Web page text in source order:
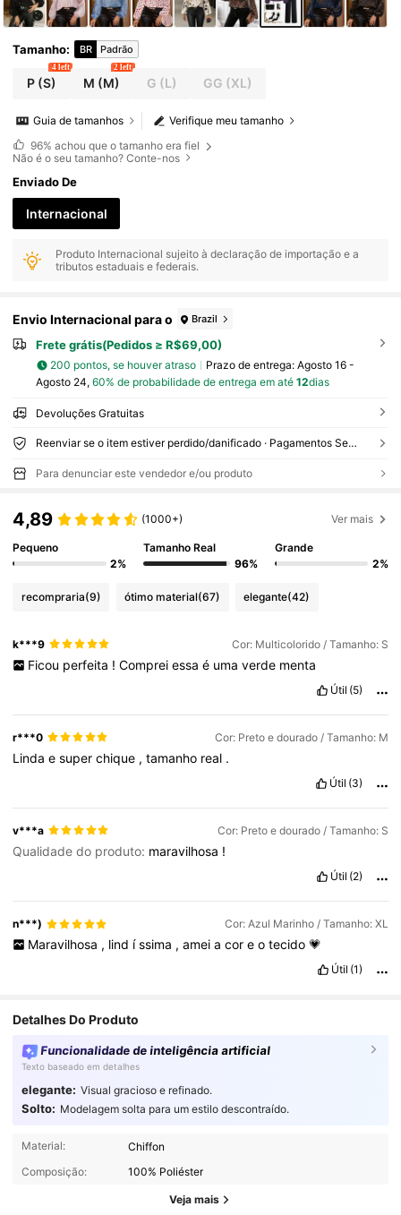
Tamanho: BR Padrão
P (S)
4 left
M (M)
2 left
G (L) GG (XL)
Verifique meu tamanho
Guia de tamanhos
96% achou que o tamanho era fiel
Não é o seu tamanho? Conte-nos
Enviado De
Internacional
Produto Internacional sujeito à declaração de importação e a
tributos estaduais e federais.
Envio Internacional para o Brazil
Frete grátis(Pedidos ≥ R$69,00)
200 pontos, se houver atraso Prazo de entrega: Agosto 16 -
Agosto 24, 60% de probabilidade de entrega em até 12dias
Devoluções Gratuitas
Reenviar se o item estiver perdido/danificado · Pagamentos Seguros · Proteção de privacidade
Para denunciar este vendedor e/ou produto
4,89 (1000+) Ver mais
Pequeno
2%
Tamanho Real
96%
Grande
2%
recompraria(9) ótimo material(67) elegante(42)
k***9 Cor: Multicolorido / Tamanho: S
Ficou perfeita ! Comprei essa é uma verde menta
Útil (5)
r***0 Cor: Preto e dourado / Tamanho: M
Lindaesuperchique ,tamanho real .
Útil (3)
v***a Cor: Preto e dourado / Tamanho: S
Qualidade do produto: maravilhosa !
Útil (2)
n***) Cor: Azul Marinho / Tamanho: XL
Maravilhosa , lind íssima , amei a cor e o tecido 💗
Útil (1)
Detalhes Do Produto
Funcionalidade de inteligência artificial
Texto baseado em detalhes
elegante: Visual gracioso e refinado.
Solto: Modelagem solta para um estilo descontraído.
Material:
Chiffon
Composição:
100% Poliéster
Veja mais